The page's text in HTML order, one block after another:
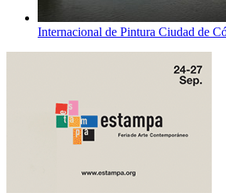
Internacional de Pintura Ciudad de